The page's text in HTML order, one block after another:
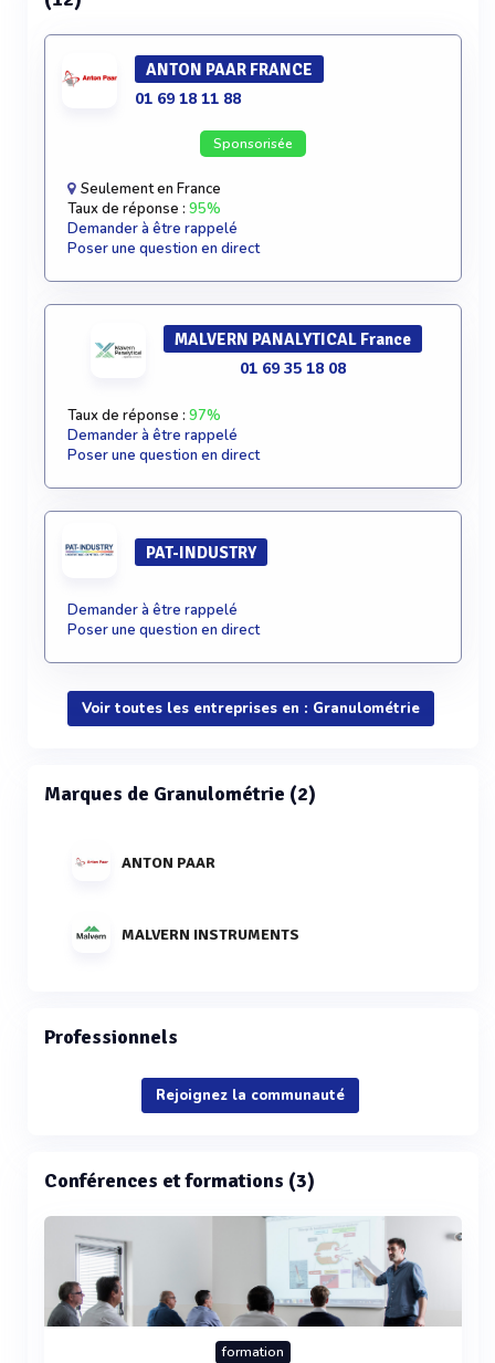
ANTON PAAR FRANCE
01 69 18 11 88
Sponsorisée
Seulement en France
Taux de réponse : 95%
Demander à être rappelé
Poser une question en direct
MALVERN PANALYTICAL France
01 69 35 18 08
Taux de réponse : 97%
Demander à être rappelé
Poser une question en direct
PAT-INDUSTRY
Demander à être rappelé
Poser une question en direct
Voir toutes les entreprises en : Granulométrie
Marques de Granulométrie (2)
ANTON PAAR
MALVERN INSTRUMENTS
Professionnels
Rejoignez la communauté
Conférences et formations (3)
formation